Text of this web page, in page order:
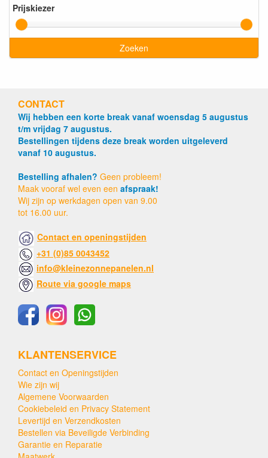
Prijskiezer
Zoeken
CONTACT
Wij hebben een korte break vanaf woensdag 5 augustus
t/m vrijdag 7 augustus.
Bestellingen tijdens deze break worden uitgeleverd
vanaf 10 augustus.
Bestelling afhalen? Geen probleem!
Maak vooraf wel even een afspraak!
Wij zijn op werkdagen open van 9.00
tot 16.00 uur.
Contact en openingstijden
+31 (0)85 0043452
info@kleinezonnepanelen.nl
Route via google maps
KLANTENSERVICE
Contact en Openingstijden
Wie zijn wij
Algemene Voorwaarden
Cookiebeleid en Privacy Statement
Levertijd en Verzendkosten
Bestellen via Beveiligde Verbinding
Garantie en Reparatie